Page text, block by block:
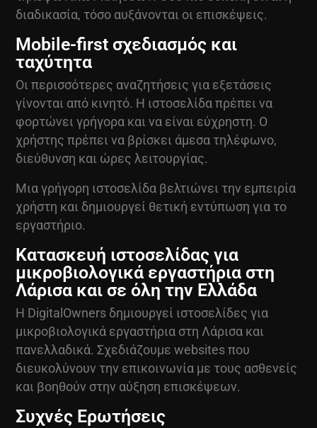
διαδικασία, τόσο αυξάνονται οι επισκέψεις.
Mobile-first σχεδιασμός και
ταχύτητα
Οι περισσότερες αναζητήσεις για εξετάσεις
γίνονται από κινητό. Η ιστοσελίδα πρέπει να
φορτώνει γρήγορα και να είναι εύχρηστη. Ο
χρήστης πρέπει να βρίσκει άμεσα τηλέφωνο,
διεύθυνση και ώρες λειτουργίας.
Μια γρήγορη ιστοσελίδα βελτιώνει την εμπειρία
χρήστη και δημιουργεί θετική εντύπωση για το
εργαστήριο.
Κατασκευή ιστοσελίδας για
μικροβιολογικά εργαστήρια στη
Λάρισα και σε όλη την Ελλάδα
Η DigitalOwners δημιουργεί ιστοσελίδες για
μικροβιολογικά εργαστήρια στη Λάρισα και
πανελλαδικά. Σχεδιάζουμε websites που
διευκολύνουν την επικοινωνία με τους ασθενείς
και βοηθούν στην αύξηση επισκέψεων.
Συχνές Ερωτήσεις